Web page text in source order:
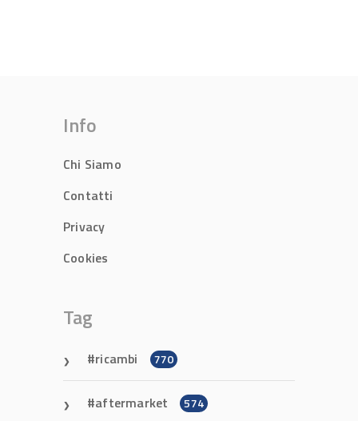
Info
Chi Siamo
Contatti
Privacy
Cookies
Tag
ricambi 770
aftermarket 574